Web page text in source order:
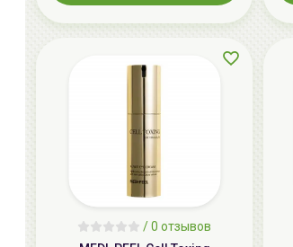
/0 отзывов